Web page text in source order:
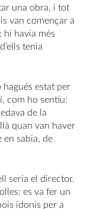
una obra, i tot
van començar a
hi havia més
tenia
estat per
com ho sentiu:
de la
quan van haver
en sabia, de
seria el director.
es va fer un
idonis per a